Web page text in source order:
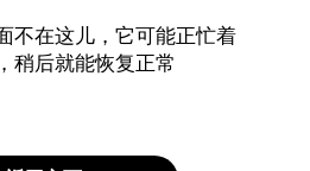
不在这儿，它可能正忙着
稍后就能恢复正常